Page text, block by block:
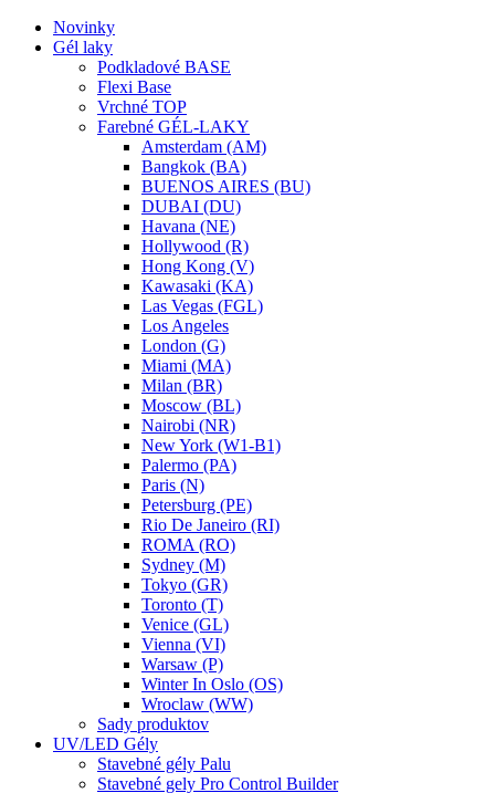
Novinky
Gél laky
Podkladové BASE
Flexi Base
Vrchné TOP
Farebné GÉL-LAKY
Amsterdam (AM)
Bangkok (BA)
BUENOS AIRES (BU)
DUBAI (DU)
Havana (NE)
Hollywood (R)
Hong Kong (V)
Kawasaki (KA)
Las Vegas (FGL)
Los Angeles
London (G)
Miami (MA)
Milan (BR)
Moscow (BL)
Nairobi (NR)
New York (W1-B1)
Palermo (PA)
Paris (N)
Petersburg (PE)
Rio De Janeiro (RI)
ROMA (RO)
Sydney (M)
Tokyo (GR)
Toronto (T)
Venice (GL)
Vienna (VI)
Warsaw (P)
Winter In Oslo (OS)
Wroclaw (WW)
Sady produktov
UV/LED Gély
Stavebné gély Palu
Stavebné gely Pro Control Builder